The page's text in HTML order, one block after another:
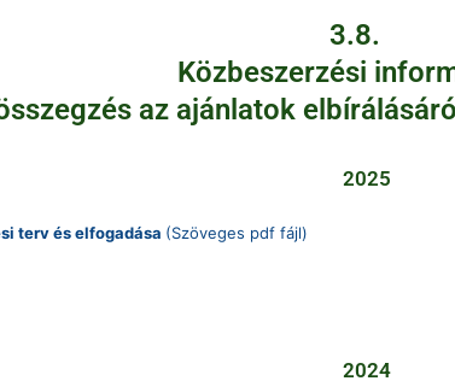
3.8.
Közbeszerzési
az ajánlatok
2025
terv és elfogadása (Szöveges pdf fájl)
2024